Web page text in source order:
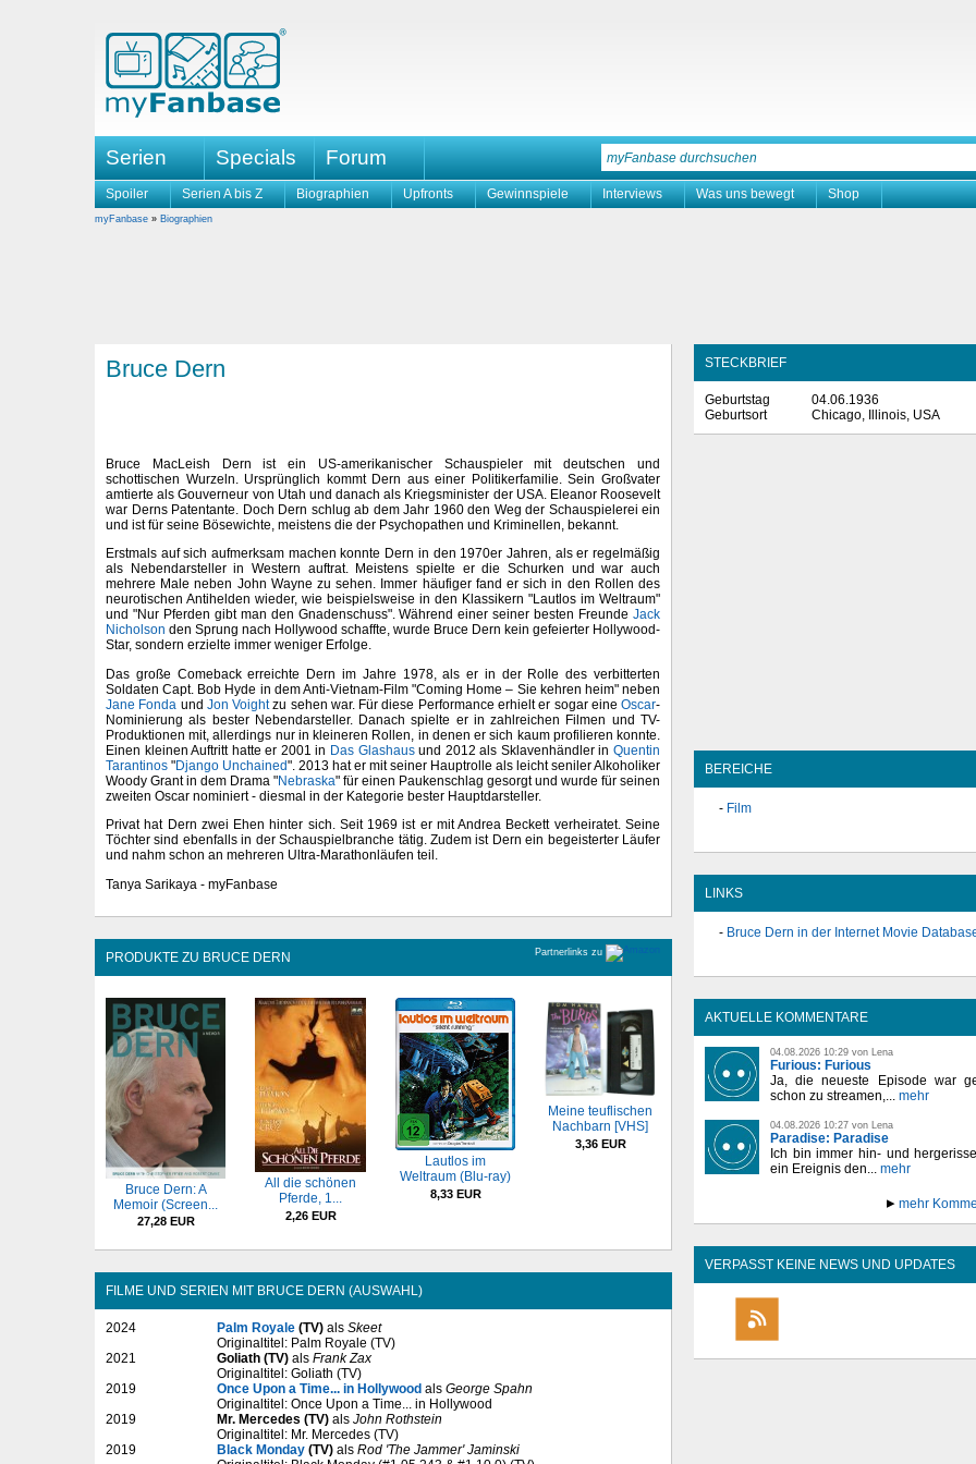
Serien Specials Forum
Spoiler Serien A bis Z Biographien Upfronts Gewinnspiele Interviews Was uns bewegt Shop
myFanbase » Biographien
Bruce Dern
Bruce MacLeish Dern ist ein US-amerikanischer Schauspieler mit deutschen und
schottischen Wurzeln. Ursprünglich kommt Dern aus einer Politikerfamilie. Sein Großvater
amtierte als Gouverneur von Utah und danach als Kriegsminister der USA. Eleanor Roosevelt
war Derns Patentante. Doch Dern schlug ab dem Jahr 1960 den Weg der Schauspielerei ein
und ist für seine Bösewichte, meistens die der Psychopathen und Kriminellen, bekannt.
Erstmals auf sich aufmerksam machen konnte Dern in den 1970er Jahren, als er regelmäßig
als Nebendarsteller in Western auftrat. Meistens spielte er die Schurken und war auch
mehrere Male neben John Wayne zu sehen. Immer häufiger fand er sich in den Rollen des
neurotischen Antihelden wieder, wie beispielsweise in den Klassikern "Lautlos im Weltraum"
und "Nur Pferden gibt man den Gnadenschuss". Während einer seiner besten Freunde Jack
Nicholson den Sprung nach Hollywood schaffte, wurde Bruce Dern kein gefeierter Hollywood-
Star, sondern erzielte immer weniger Erfolge.
Das große Comeback erreichte Dern im Jahre 1978, als er in der Rolle des verbitterten
Soldaten Capt. Bob Hyde in dem Anti-Vietnam-Film "Coming Home – Sie kehren heim" neben
Jane Fonda und Jon Voightzu sehen war. Für diese Performance erhielt er sogar eineOscar-
Nominierung als bester Nebendarsteller. Danach spielte er in zahlreichen Filmen und TV-
Produktionen mit, allerdings nur in kleineren Rollen, in denen er sich kaum profilieren konnte.
Einen kleinen Auftritt hatte er 2001 in Das Glashausund 2012 als Sklavenhändler inQuentin
Tarantinos "Django Unchained". 2013 hat er mit seiner Hauptrolle als leicht seniler Alkoholiker
Woody Grant in dem Drama "Nebraska" für einen Paukenschlag gesorgt und wurde für seinen
zweiten Oscar nominiert - diesmal in der Kategorie bester Hauptdarsteller.
Privat hat Dern zwei Ehen hinter sich. Seit 1969 ist er mit Andrea Beckett verheiratet. Seine
Töchter sind ebenfalls in der Schauspielbranche tätig. Zudem ist Dern ein begeisterter Läufer
und nahm schon an mehreren Ultra-Marathonläufen teil.
Tanya Sarikaya - myFanbase
Partnerlinks zu
PRODUKTE ZU BRUCE DERN
Bruce Dern: A
Memoir (Screen...
27,28 EUR
All die schönen
Pferde, 1...
2,26 EUR
Lautlos im
Weltraum (Blu-ray)
8,33 EUR
Meine teuflischen
Nachbarn [VHS]
3,36 EUR
FILME UND SERIEN MIT BRUCE DERN (AUSWAHL)
2024 Palm Royale (TV) als Skeet
Originaltitel: Palm Royale (TV)
2021
Goliath (TV) als Frank Zax
Originaltitel: Goliath (TV)
2019
Once Upon a Time... in Hollywood als George Spahn
Originaltitel: Once Upon a Time... in Hollywood
2019
Mr. Mercedes (TV) als John Rothstein
Originaltitel: Mr. Mercedes (TV)
2019
Black Monday (TV) als Rod 'The Jammer' Jaminski
STECKBRIEF
Geburtstag
04.06.1936
Geburtsort
Chicago, Illinois, USA
BEREICHE
Film
LINKS
Bruce Dern in der Internet Movie
AKTUELLE KOMMENTARE
04.08.2026 10:29 von Lena
Furious: Furious
Ja, die neueste Episode war
schon zu streamen,... mehr
04.08.2026 10:27 von Lena
Paradise: Paradise
Ich bin immer hin- und
ein Ereignis den... mehr
mehr
VERPASST KEINE NEWS UND UPDATES